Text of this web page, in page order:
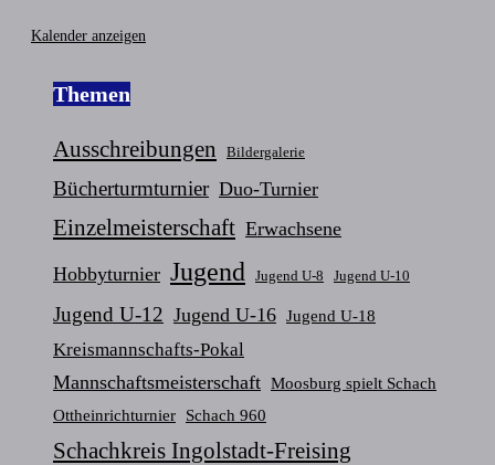
Kalender anzeigen
Themen
Ausschreibungen Bildergalerie
Bücherturmturnier Duo-Turnier
Einzelmeisterschaft Erwachsene
Hobbyturnier Jugend Jugend U-8 Jugend U-10
Jugend U-12 Jugend U-16 Jugend U-18
Kreismannschafts-Pokal
Mannschaftsmeisterschaft Moosburg spielt Schach
Ottheinrichturnier Schach 960
Schachkreis Ingolstadt-Freising